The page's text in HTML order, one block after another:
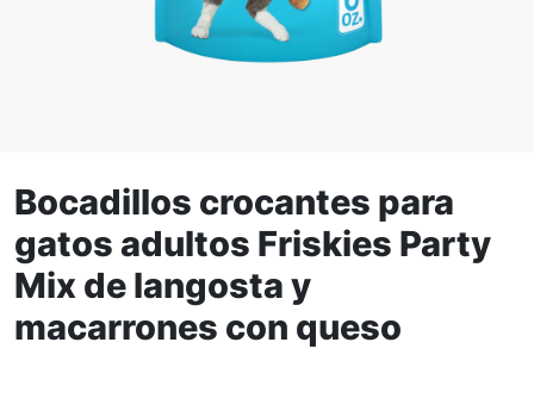
Bocadillos crocantes para
gatos adultos Friskies Party
Mix de langosta y
macarrones con queso